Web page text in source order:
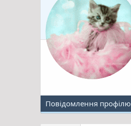
Повідомлення профілю